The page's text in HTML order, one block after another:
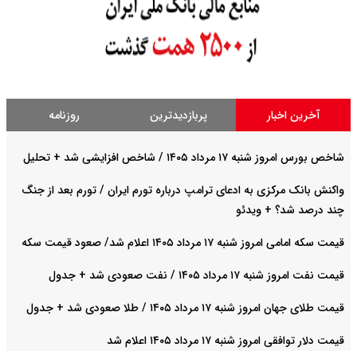
آخرین اخبار پربازدیدترین روزنامه
شاخص بورس امروز شنبه ۱۷ مرداد ۱۴۰۵ / شاخص افزایشی شد + تحلیل
واکنش بانک مرکزی به ادعای ترامپ درباره تورم ایران / تورم بعد از جنگ
چند درصد شد؟ + ویدئو
قیمت سکه امامی امروز شنبه ۱۷ مرداد ۱۴۰۵ اعلام شد/ صعود قیمت سکه
قیمت نفت امروز شنبه ۱۷ مرداد ۱۴۰۵ / نفت صعودی شد + جدول
قیمت طلای جهان امروز شنبه ۱۷ مرداد ۱۴۰۵ / طلا صعودی شد + جدول
قیمت دلار توافقی امروز شنبه ۱۷ مرداد ۱۴۰۵ اعلام شد